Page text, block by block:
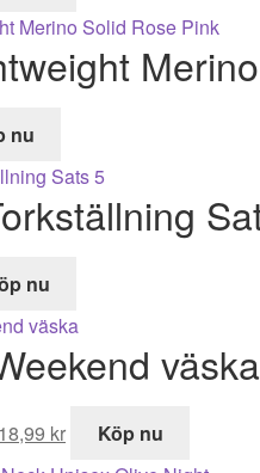
nu
nu
väska
kr
nuvarande
Köp nu